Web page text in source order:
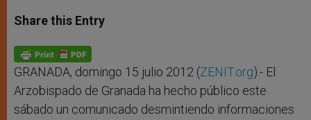
t
s
p
p
s
e
g
e
r
e
b
o
k
Share this Entry
GRANADA, domingo 15 julio 2012 (ZENIT.org).- El
Arzobispado de Granada ha hecho público este
sábado un comunicado desmintiendo informaciones